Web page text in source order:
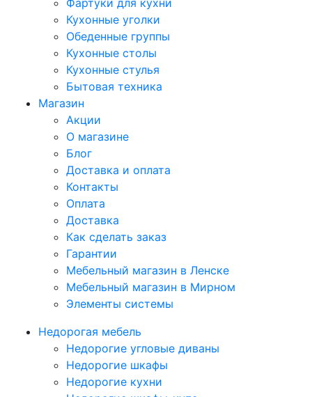
Фартуки для кухни
Кухонные уголки
Обеденные группы
Кухонные столы
Кухонные стулья
Бытовая техника
Магазин
Акции
О магазине
Блог
Доставка и оплата
Контакты
Оплата
Доставка
Как сделать заказ
Гарантии
Мебельный магазин в Ленске
Мебельный магазин в Мирном
Элементы системы
Недорогая мебель
Недорогие угловые диваны
Недорогие шкафы
Недорогие кухни